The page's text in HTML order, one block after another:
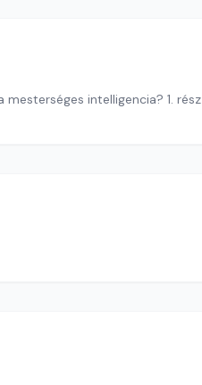
intelligencia? 1. rész